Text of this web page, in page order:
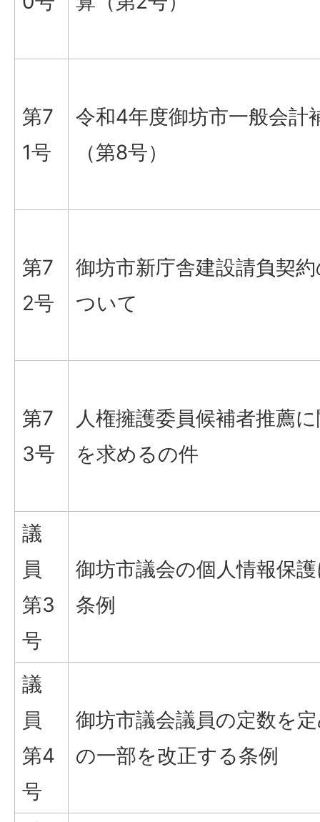
第7
1号
令和4年度御坊市一般会計
（第8号）
第7
2号
御坊市新庁舎建設請負契
ついて
第7
3号
人権擁護委員候補者推薦
を求めるの件
議
員
第3
号
御坊市議会の個人情報保
条例
議
員
第4
号
御坊市議会議員の定数を
の一部を改正する条例